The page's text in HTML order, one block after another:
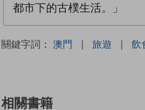
都市下的古樸生活。」
關鍵字詞： 澳門 | 旅遊 | 飲
相關書籍